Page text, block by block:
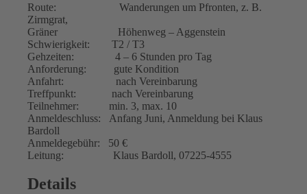
Route: Wanderungen um Pfronten, z. B.
Zirmgrat,
Gräner Höhenweg – Aggenstein
Schwierigkeit: T2 / T3
Gehzeiten: 4 – 6 Stunden pro Tag
Anforderung: gute Kondition
Anfahrt: nach Vereinbarung
Treffpunkt: nach Vereinbarung
Teilnehmer: min. 3, max. 10
Anmeldeschluss: Anfang Juni, Anmeldung bei Klaus
Bardoll
Anmeldegebühr: 50 €
Leitung: Klaus Bardoll, 07225-4555
Details